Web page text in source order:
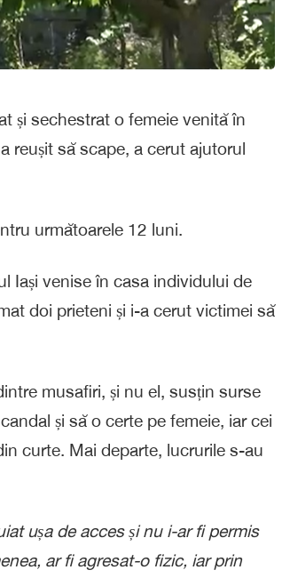
și sechestrat o femeie venită în
reușit să scape, a cerut ajutorul
următoarele 12 luni.
Iași venise în casa individului de
doi prieteni și i-a cerut victimei să
musafiri, și nu el, susțin surse
și să o certe pe femeie, iar cei
curte. Mai departe, lucrurile s-au
ușa de acces și nu i-ar fi permis
ar fi agresat-o fizic, iar prin